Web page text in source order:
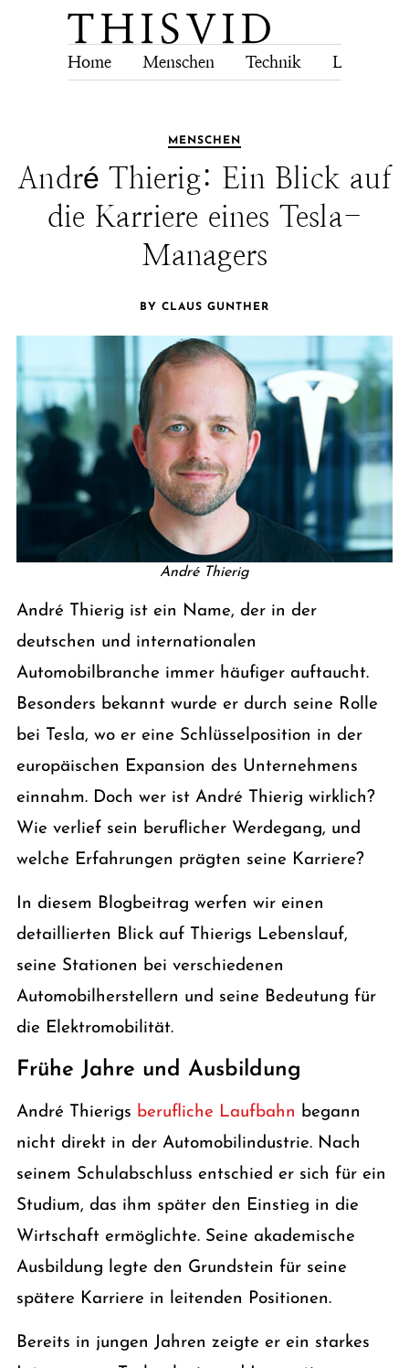
Home Menschen Technik Lebensstil
MENSCHEN
André Thierig: Ein Blick auf
die Karriere eines Tesla-
Managers
BY CLAUS GUNTHER
André Thierig
André Thierig ist ein Name, der in der
deutschen und internationalen
Automobilbranche immer häufiger auftaucht.
Besonders bekannt wurde er durch seine Rolle
bei Tesla, wo er eine Schlüsselposition in der
europäischen Expansion des Unternehmens
einnahm. Doch wer ist André Thierig wirklich?
Wie verlief sein beruflicher Werdegang, und
welche Erfahrungen prägten seine Karriere?
In diesem Blogbeitrag werfen wir einen
detaillierten Blick auf Thierigs Lebenslauf,
seine Stationen bei verschiedenen
Automobilherstellern und seine Bedeutung für
die Elektromobilität.
Frühe Jahre und Ausbildung
André Thierigs berufliche Laufbahn begann
nicht direkt in der Automobilindustrie. Nach
seinem Schulabschluss entschied er sich für ein
Studium, das ihm später den Einstieg in die
Wirtschaft ermöglichte. Seine akademische
Ausbildung legte den Grundstein für seine
spätere Karriere in leitenden Positionen.
Bereits in jungen Jahren zeigte er ein starkes